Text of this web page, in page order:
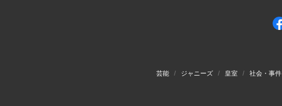
芸能 ジャニーズ 皇室 社会・事件